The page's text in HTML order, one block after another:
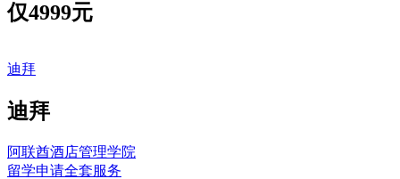
仅4999元
迪拜
迪拜
阿联酋酒店管理学院
留学申请全套服务